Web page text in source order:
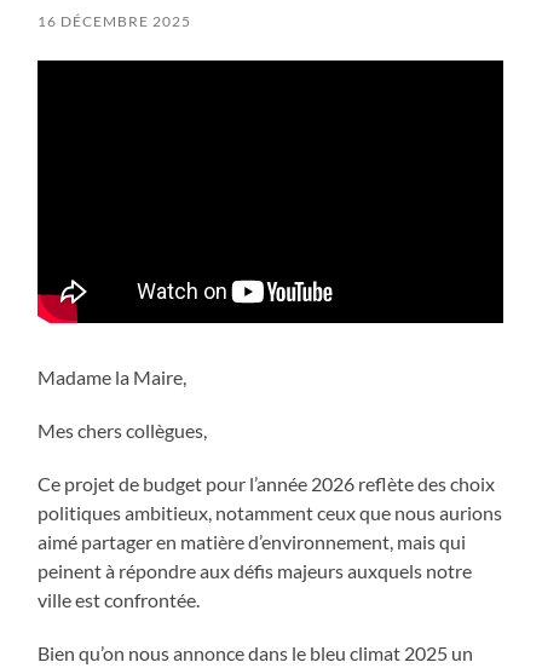
16 DÉCEMBRE 2025
Madame la Maire,
Mes chers collègues,
Ce projet de budget pour l’année 2026 reflète des choix
politiques ambitieux, notamment ceux que nous aurions
aimé partager en matière d’environnement, mais qui
peinent à répondre aux défis majeurs auxquels notre
ville est confrontée.
Bien qu’on nous annonce dans le bleu climat 2025 un